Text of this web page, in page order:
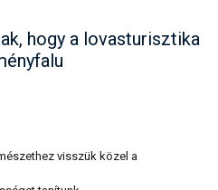
hogy a lovasturisztika
visszük közel a